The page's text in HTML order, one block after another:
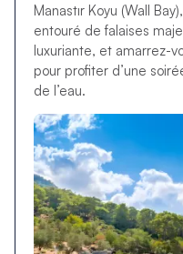
Manastır Koyu (Wall
entouré de falaises
luxuriante, et amarrez-
pour profiter d’une
de l’eau.